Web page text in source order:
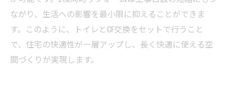
ながり、生活への影響を最小限に抑えることができま
す。このように、トイレとCF交換をセットで行うこと
で、住宅の快適性が一層アップし、長く快適に使える空
間づくりが実現します。